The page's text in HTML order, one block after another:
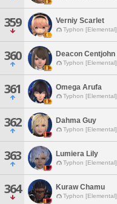
359 Verniy Scarlet
Typhon [Elemental]
360 Deacon Centjohn
Typhon [Elemental]
361 Omega Arufa
Typhon [Elemental]
362 Dahma Guy
Typhon [Elemental]
363 Lumiera Lily
Typhon [Elemental]
364 Kuraw Chamu
Typhon [Elemental]